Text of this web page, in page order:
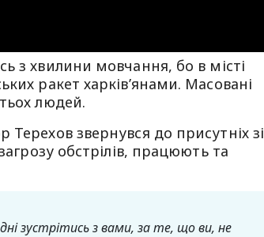
з хвилини мовчання, бо в місті
ракет харків’янами. Масовані
людей.
звернувся до присутніх зі
обстрілів, працюють та
зустрітись з вами, за те, що ви, не